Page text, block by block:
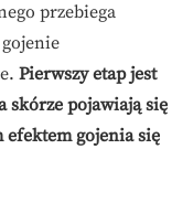
przebiega
Pierwszy etap jest
skórze pojawiają się
gojenia się